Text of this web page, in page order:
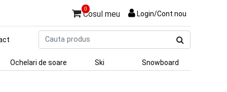
0
Cosul meu Login/Cont nou
produs
Ochelari de soare Ski Snowboard